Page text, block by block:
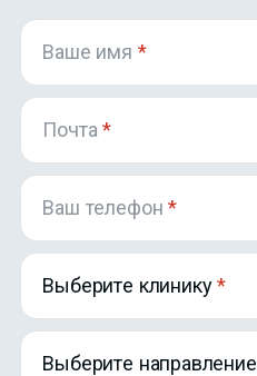
Ваше имя *
Почта*
Ваш телефон*
Выберите клинику
Выберите направление